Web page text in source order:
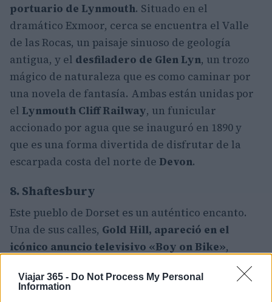
Viajar 365 - Do Not Process My Personal
Information
portuario de Lynmouth. Situado en el
dramático Exmoor, cerca se encuentra el Valle
de las Rocas, un paisaje sinuoso de geología
antigua, y el desfiladero de Glen Lyn, un trozo
mágico de naturaleza que es como caminar por
una novela de fantasía. Ambas están unidas por
el Lynmouth Cliff Railway, un funicular
accionado por agua que se inauguró en 1890 y
que es una forma divertida de disfrutar de la
escarpada costa del norte de Devon.
8. Shaftesbury
Este pueblo de Dorset es un auténtico encanto.
Una de sus calles, Gold Hill, apareció en el
icónico anuncio televisivo «Boy on Bike»,
dirigido por Ridley Scott para Hovis, y se puede
entender por qué: la empinada calle empedrada